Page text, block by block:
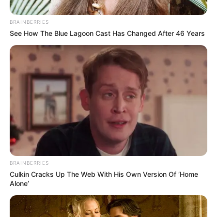
AFP
Por:
Valesca Alvarado Ríos
Julio 29, 2021
COMPARTIR
BRAINBERRIES
See How The Blue Lagoon Cast Has Changed After 46 Years
BRAINBERRIES
Culkin Cracks Up The Web With His Own Version Of ‘Home
Alone’